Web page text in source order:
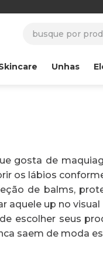
Unhas
gosta de
os lábios
de balms,
aquele up no
escolher seus
saem de moda